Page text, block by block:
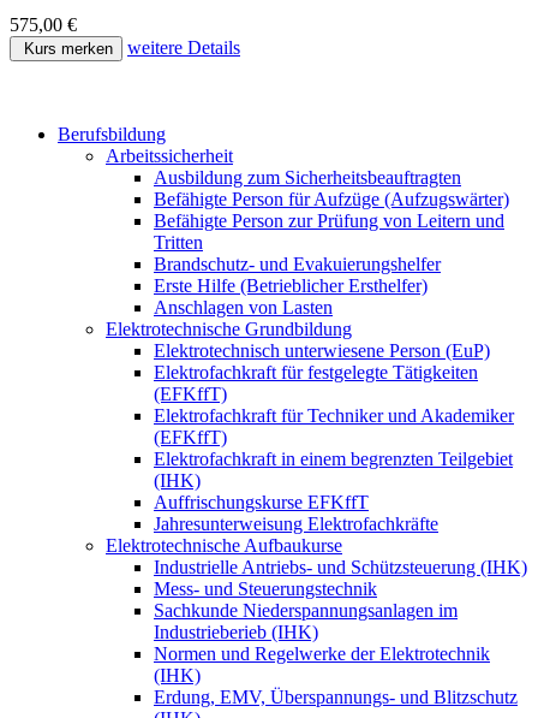
575,00 €
Kurs merken weitere Details
Berufsbildung
Arbeitssicherheit
Ausbildung zum Sicherheitsbeauftragten
Befähigte Person für Aufzüge (Aufzugswärter)
Befähigte Person zur Prüfung von Leitern und
Tritten
Brandschutz- und Evakuierungshelfer
Erste Hilfe (Betrieblicher Ersthelfer)
Anschlagen von Lasten
Elektrotechnische Grundbildung
Elektrotechnisch unterwiesene Person (EuP)
Elektrofachkraft für festgelegte Tätigkeiten
(EFKffT)
Elektrofachkraft für Techniker und Akademiker
(EFKffT)
Elektrofachkraft in einem begrenzten Teilgebiet
(IHK)
Auffrischungskurse EFKffT
Jahresunterweisung Elektrofachkräfte
Elektrotechnische Aufbaukurse
Industrielle Antriebs- und Schützsteuerung (IHK)
Mess- und Steuerungstechnik
Sachkunde Niederspannungsanlagen im
Industrieberieb (IHK)
Normen und Regelwerke der Elektrotechnik
(IHK)
Erdung, EMV, Überspannungs- und Blitzschutz